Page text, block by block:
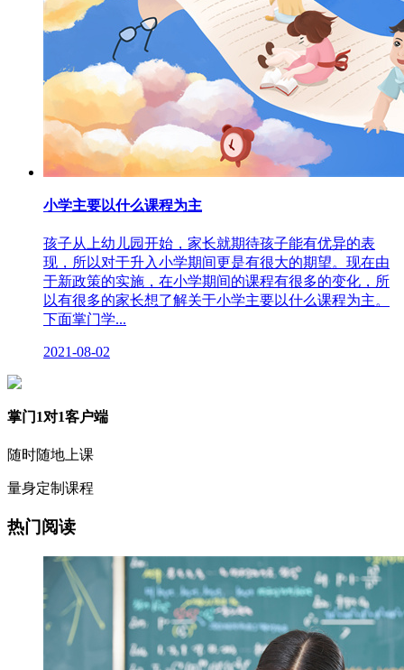
小学主要以什么课程为主
孩子从上幼儿园开始，家长就期待孩子能有优异的表
现，所以对于升入小学期间更是有很大的期望。现在由
于新政策的实施，在小学期间的课程有很多的变化，所
以有很多的家长想了解关于小学主要以什么课程为主。
下面掌门学...
2021-08-02
掌门1对1客户端
随时随地上课
量身定制课程
热门阅读